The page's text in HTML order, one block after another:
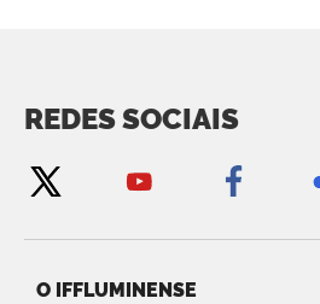
REDES SOCIAIS
O IFFLUMINENSE